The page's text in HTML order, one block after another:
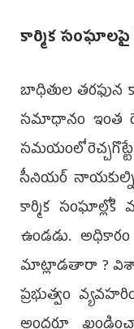
కార్మిక సంఘాలపై
బాధితుల తరఫున
సమాధానం ఇంత
సమయంలో
సీనియర్ నాయకుల్ని
కార్మిక
ఉండడు.
మాట్లాడతారా ?
ప్రభుత్వం